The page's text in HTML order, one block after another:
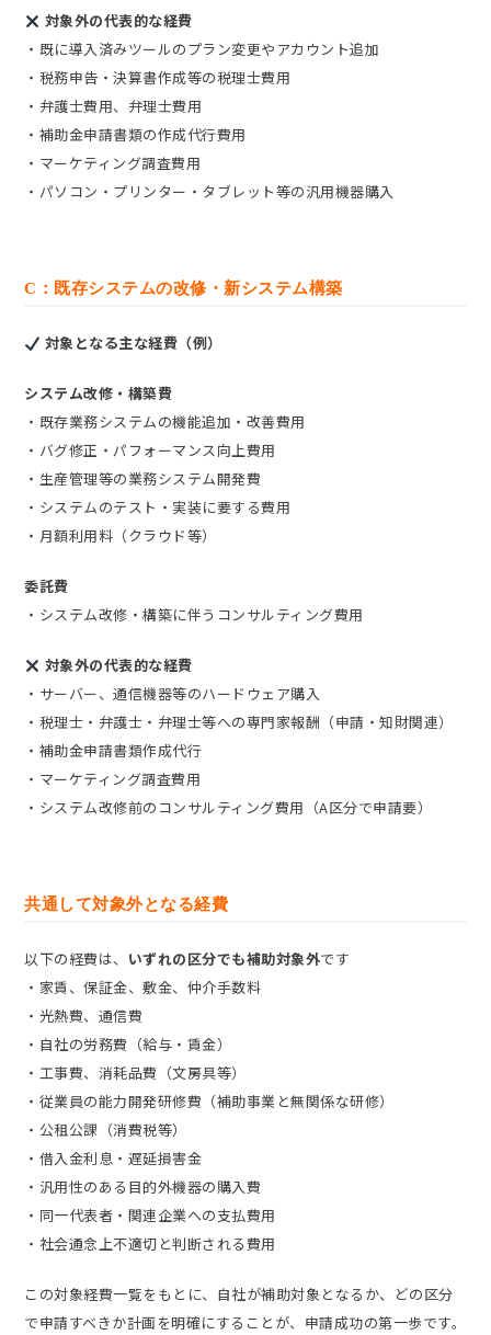
対象外の代表的な経費
・既に導入済みツールのプラン変更やアカウント追加
・税務申告・決算書作成等の税理士費用
・弁護士費用、弁理士費用
・補助金申請書類の作成代行費用
・マーケティング調査費用
・パソコン・プリンター・タブレット等の汎用機器購入
C：既存システムの改修・新システム構築
対象となる主な経費（例）
システム改修・構築費
・既存業務システムの機能追加・改善費用
・バグ修正・パフォーマンス向上費用
・生産管理等の業務システム開発費
・システムのテスト・実装に要する費用
・月額利用料（クラウド等）
委託費
・システム改修・構築に伴うコンサルティング費用
対象外の代表的な経費
・サーバー、通信機器等のハードウェア購入
・税理士・弁護士・弁理士等への専門家報酬（申請・知財関連）
・補助金申請書類作成代行
・マーケティング調査費用
・システム改修前のコンサルティング費用（A区分で申請要）
共通して対象外となる経費
以下の経費は、 いずれの区分でも補助対象外です
・家賃、保証金、敷金、仲介手数料
・光熱費、通信費
・自社の労務費（給与・賃金）
・工事費、消耗品費（文房具等）
・従業員の能力開発研修費（補助事業と無関係な研修）
・公租公課（消費税等）
・借入金利息・遅延損害金
・汎用性のある目的外機器の購入費
・同一代表者・関連企業への支払費用
・社会通念上不適切と判断される費用
この対象経費一覧をもとに、自社が補助対象となるか、どの区分
で申請すべきか計画を明確にすることが、申請成功の第一歩です。